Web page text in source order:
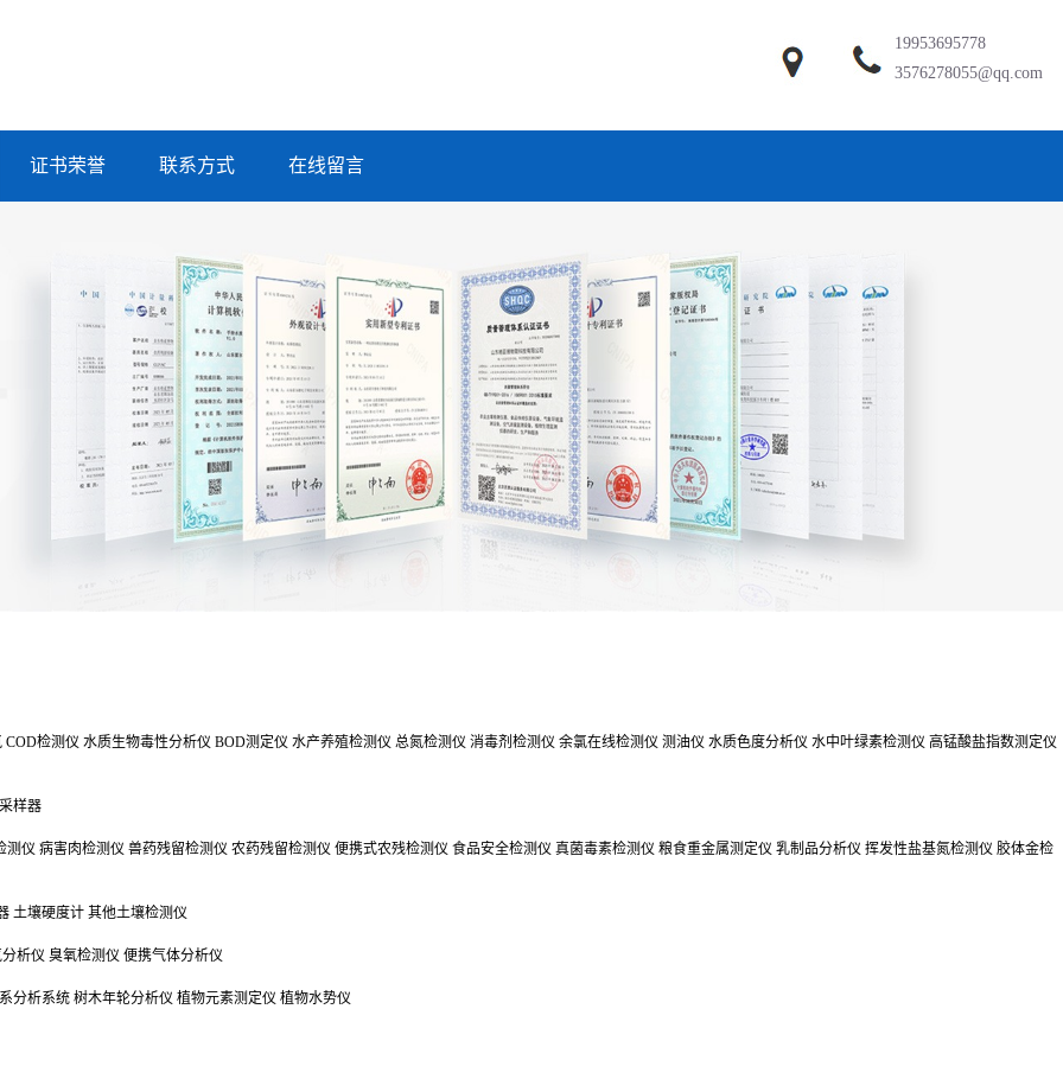
19953695778
3576278055@qq.com
证书荣誉 联系方式 在线留言
COD检测仪 水质生物毒性分析仪 BOD测定仪 水产养殖检测仪 总氮检测仪 消毒剂检测仪 余氯在线检测仪 测油仪 水质色度分析仪 水中叶绿素检测仪 高锰酸盐指数测定仪
样器
测仪 病害肉检测仪 兽药残留检测仪 农药残留检测仪 便携式农残检测仪 食品安全检测仪 真菌毒素检测仪 粮食重金属测定仪 乳制品分析仪 挥发性盐基氮检测仪 胶体金检
土壤硬度计 其他土壤检测仪
析仪 臭氧检测仪 便携气体分析仪
分析系统 树木年轮分析仪 植物元素测定仪 植物水势仪